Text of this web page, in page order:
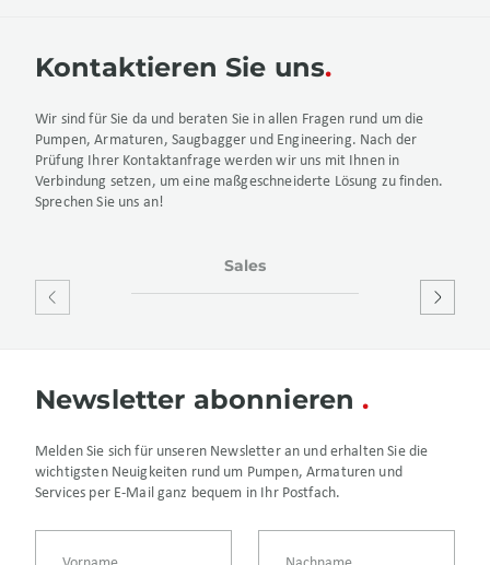
Kontaktieren Sie uns
Wir sind für Sie da und beraten Sie in allen Fragen rund um die
Pumpen, Armaturen, Saugbagger und Engineering. Nach der
Prüfung Ihrer Kontaktanfrage werden wir uns mit Ihnen in
Verbindung setzen, um eine maßgeschneiderte Lösung zu finden.
Sprechen Sie uns an!
Sales
Newsletter abonnieren
Melden Sie sich für unseren Newsletter an und erhalten Sie die
wichtigsten Neuigkeiten rund um Pumpen, Armaturen und
Services per E-Mail ganz bequem in Ihr Postfach.